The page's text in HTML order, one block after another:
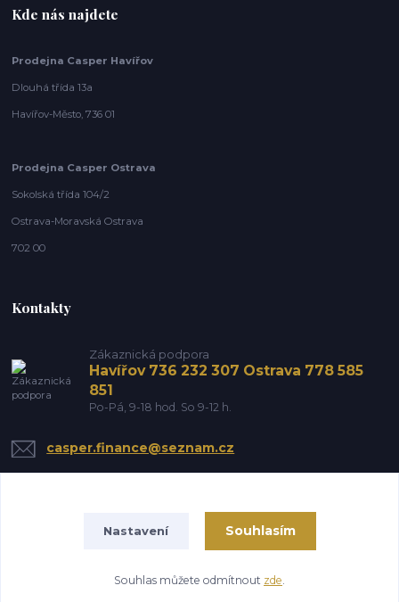
Kde nás najdete
Prodejna Casper Havířov
Dlouhá třída 13a
Havířov-Město, 736 01
Prodejna Casper Ostrava
Sokolská třída 104/2
Ostrava-Moravská Ostrava
702 00
Kontakty
Zákaznická podpora
Havířov 736 232 307 Ostrava 778 585
851
Po-Pá, 9-18 hod. So 9-12 h.
casper.finance@seznam.cz
Vytvořeno na Eshop-rychle.cz
Nastavení Souhlasím
Souhlas můžete odmítnout zde